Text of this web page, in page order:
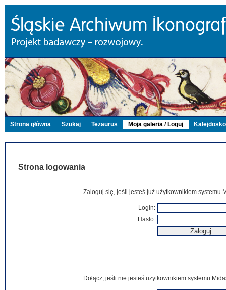
Strona główna Szukaj Tezaurus Moja galeria / Loguj
Strona logowania
Zaloguj się, jeśli jesteś już użytkownikiem systemu
Login:
Hasło:
Dołącz, jeśli nie jesteś użytkownikiem systemu